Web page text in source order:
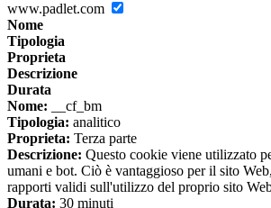
www.padlet.com
Nome
Tipologia
Proprieta
Descrizione
Durata
Nome: __cf_bm
Tipologia: analitico
Proprieta: Terza parte
Descrizione: Questo cookie viene utilizzato
umani e bot. Ciò è vantaggioso per il sito
rapporti validi sull'utilizzo del proprio sito
Durata: 30 minuti